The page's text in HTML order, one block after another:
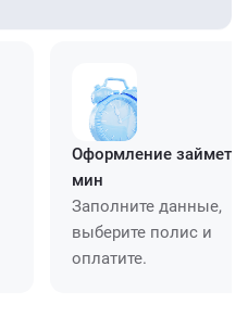
Оформление займет
мин
Заполните данные,
выберите полис и
оплатите.